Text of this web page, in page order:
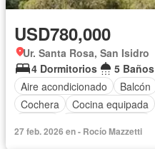
USD780,000
Ur. Santa Rosa, San Isidro
4 Dormitorios
5 Baños
Aire acondicionado
Balcón
Cochera
Cocina equipada
Patio
Vigilante Jardín
27 feb. 2026 en - Rocío Mazzetti